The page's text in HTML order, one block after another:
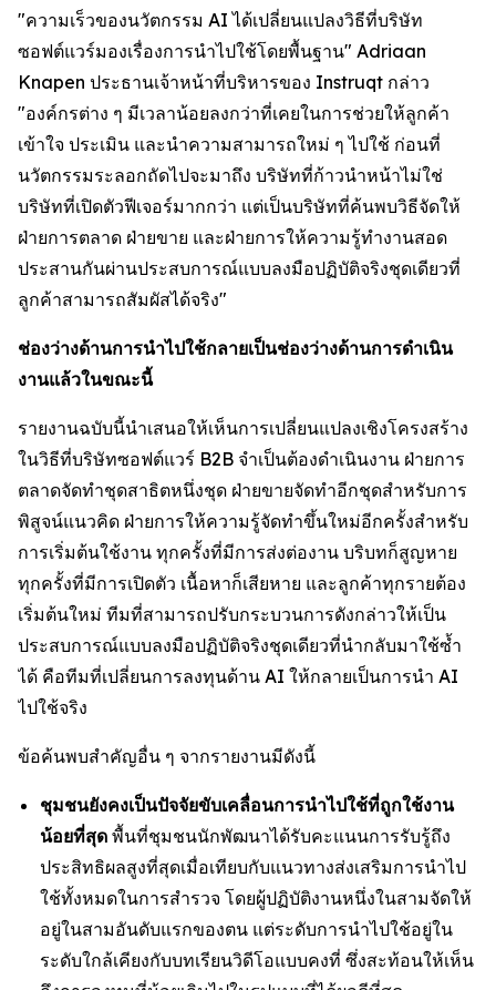
"ความเร็วของนวัตกรรม AI ได้เปลี่ยนแปลงวิธีที่บริษัท
ซอฟต์แวร์มองเรื่องการนำไปใช้โดยพื้นฐาน" Adriaan
Knapen ประธานเจ้าหน้าที่บริหารของ Instruqt กล่าว
"องค์กรต่าง ๆ มีเวลาน้อยลงกว่าที่เคยในการช่วยให้ลูกค้า
เข้าใจ ประเมิน และนำความสามารถใหม่ ๆ ไปใช้ ก่อนที่
นวัตกรรมระลอกถัดไปจะมาถึง บริษัทที่ก้าวนำหน้าไม่ใช่
บริษัทที่เปิดตัวฟีเจอร์มากกว่า แต่เป็นบริษัทที่ค้นพบวิธีจัดให้
ฝ่ายการตลาด ฝ่ายขาย และฝ่ายการให้ความรู้ทำงานสอด
ประสานกันผ่านประสบการณ์แบบลงมือปฏิบัติจริงชุดเดียวที่
ลูกค้าสามารถสัมผัสได้จริง"
ช่องว่างด้านการนำไปใช้กลายเป็นช่องว่างด้านการดำเนิน
งานแล้วในขณะนี้
รายงานฉบับนี้นำเสนอให้เห็นการเปลี่ยนแปลงเชิงโครงสร้าง
ในวิธีที่บริษัทซอฟต์แวร์ B2B จำเป็นต้องดำเนินงาน ฝ่ายการ
ตลาดจัดทำชุดสาธิตหนึ่งชุด ฝ่ายขายจัดทำอีกชุดสำหรับการ
พิสูจน์แนวคิด ฝ่ายการให้ความรู้จัดทำขึ้นใหม่อีกครั้งสำหรับ
การเริ่มต้นใช้งาน ทุกครั้งที่มีการส่งต่องาน บริบทก็สูญหาย
ทุกครั้งที่มีการเปิดตัว เนื้อหาก็เสียหาย และลูกค้าทุกรายต้อง
เริ่มต้นใหม่ ทีมที่สามารถปรับกระบวนการดังกล่าวให้เป็น
ประสบการณ์แบบลงมือปฏิบัติจริงชุดเดียวที่นำกลับมาใช้ซ้ำ
ได้ คือทีมที่เปลี่ยนการลงทุนด้าน AI ให้กลายเป็นการนำ AI
ไปใช้จริง
ข้อค้นพบสำคัญอื่น ๆ จากรายงานมีดังนี้
ชุมชนยังคงเป็นปัจจัยขับเคลื่อนการนำไปใช้ที่ถูกใช้งาน
น้อยที่สุด พื้นที่ชุมชนนักพัฒนาได้รับคะแนนการรับรู้ถึง
ประสิทธิผลสูงที่สุดเมื่อเทียบกับแนวทางส่งเสริมการนำไป
ใช้ทั้งหมดในการสำรวจ โดยผู้ปฏิบัติงานหนึ่งในสามจัดให้
อยู่ในสามอันดับแรกของตน แต่ระดับการนำไปใช้อยู่ใน
ระดับใกล้เคียงกับบทเรียนวิดีโอแบบคงที่ ซึ่งสะท้อนให้เห็น